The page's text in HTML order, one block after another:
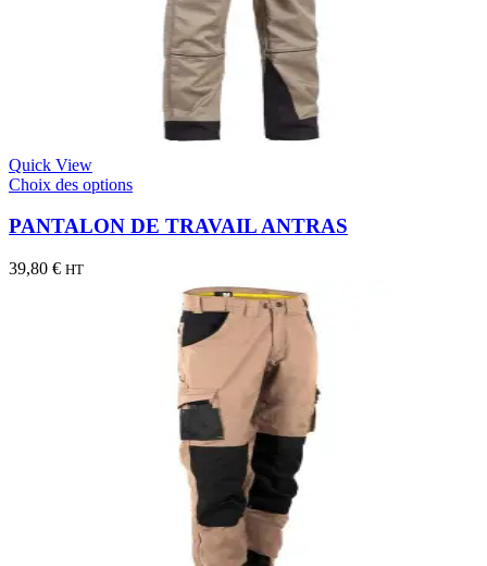
Quick View
Choix des options
PANTALON DE TRAVAIL ANTRAS
39,80 € HT